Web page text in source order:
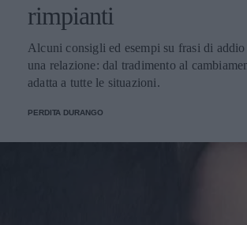
rimpianti
Alcuni consigli ed esempi su frasi di
una relazione: dal tradimento al
adatta a tutte le situazioni.
PERDITA DURANGO